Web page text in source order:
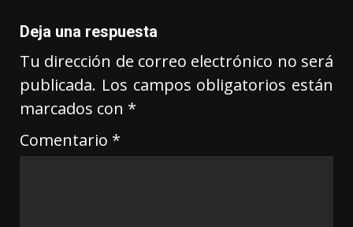
Deja una respuesta
Tu dirección de correo electrónico no será
publicada. Los campos obligatorios están
marcados con *
Comentario *